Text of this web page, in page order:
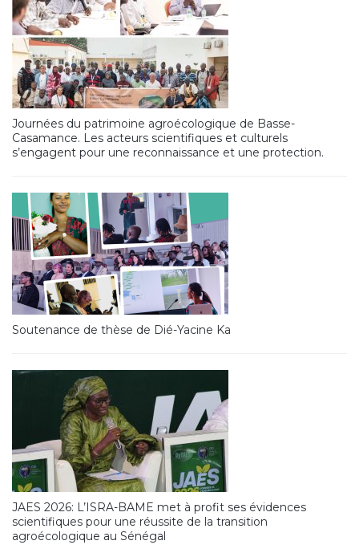
Journées du patrimoine agroécologique de Basse-
Casamance. Les acteurs scientifiques et culturels
s’engagent pour une reconnaissance et une protection.
Soutenance de thèse de Dié-Yacine Ka
JAES 2026: L’ISRA-BAME met à profit ses évidences
scientifiques pour une réussite de la transition
agroécologique au Sénégal